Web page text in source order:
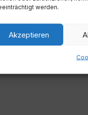
werden.
Akzeptieren